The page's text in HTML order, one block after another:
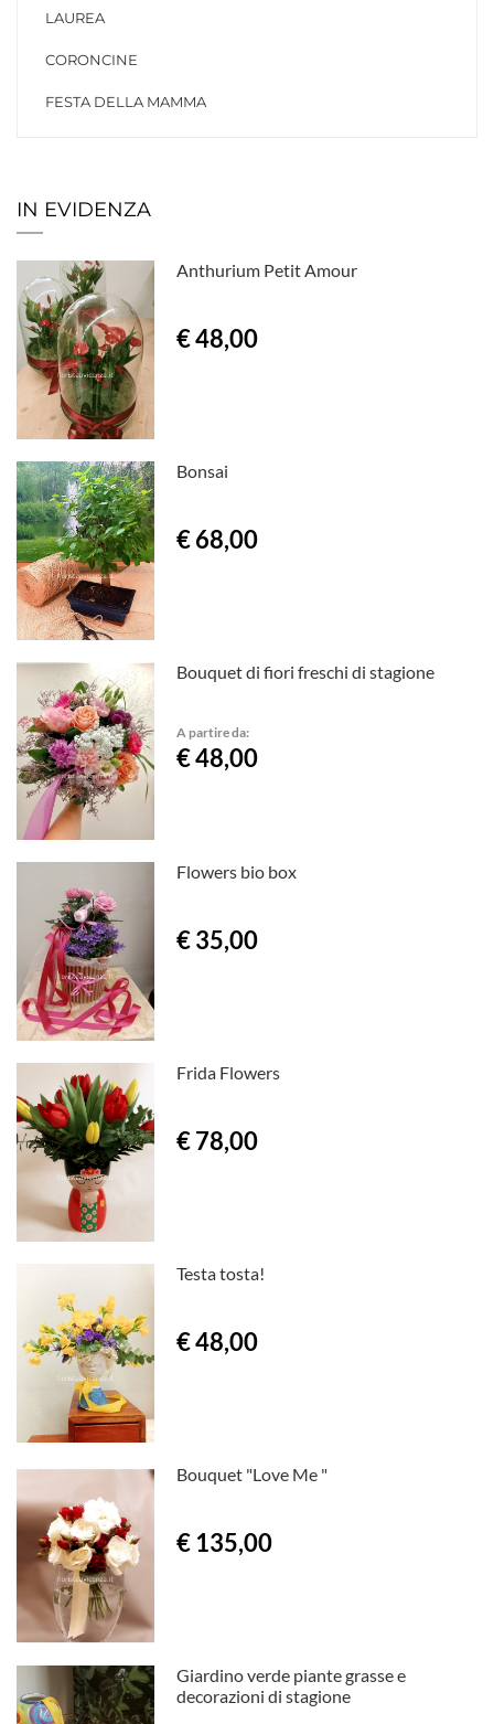
LAUREA
CORONCINE
FESTA DELLA MAMMA
IN EVIDENZA
Anthurium Petit Amour
€ 48,00
Bonsai
€ 68,00
Bouquet di fiori freschi di stagione
A partire da:
€ 48,00
Flowers bio box
€ 35,00
Frida Flowers
€ 78,00
Testa tosta!
€ 48,00
Bouquet "Love Me "
€ 135,00
Giardino verde piante grasse e
decorazioni di stagione